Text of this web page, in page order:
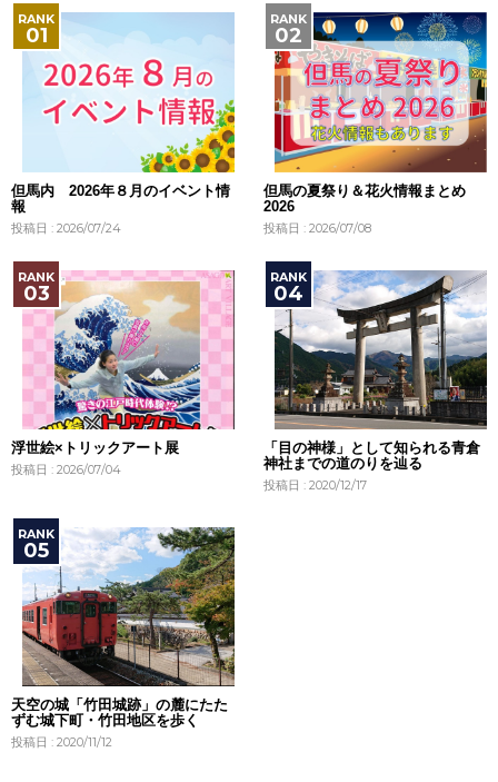
但馬内 2026年８月のイベント情
報
投稿日 : 2026/07/24
但馬の夏祭り＆花火情報まとめ
2026
投稿日 : 2026/07/08
浮世絵×トリックアート展
投稿日 : 2026/07/04
「目の神様」として知られる青倉
神社までの道のりを辿る
投稿日 : 2020/12/17
天空の城「竹田城跡」の麓にたた
ずむ城下町・竹田地区を歩く
投稿日 : 2020/11/12